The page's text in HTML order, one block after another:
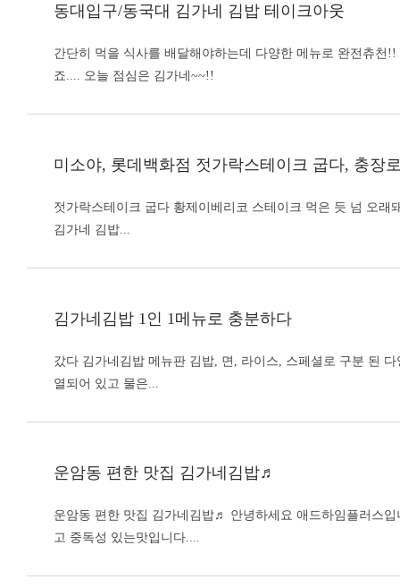
동대입구/동국대 김가네 김밥 테이크아웃
간단히 먹을 식사를 배달해야하는데 다양한 메뉴로 완전츄천
죠.... 오늘 점심은 김가네~~!!
미소야, 롯데백화점 젓가락스테이크 굽다, 충장
젓가락스테이크 굽다 황제이베리코 스테이크 먹은 듯 넘 오
김가네 김밥
김가네김밥 1인 1메뉴로 충분하다
갔다 김가네김밥 메뉴판 김밥, 면, 라이스, 스페셜로 구분 된
열되어 있고 물은...
운암동 편한 맛집 김가네김밥♬
운암동 편한 맛집 김가네김밥♬ 안녕하세요 애드하임플러스입
고 중독성 있는맛입니다....